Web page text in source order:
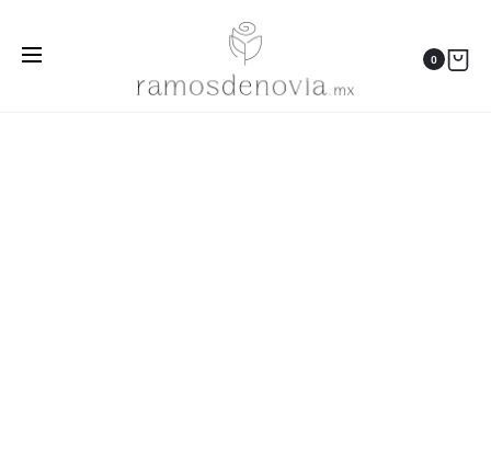
0
Rosas azul cielo y blancas 1006